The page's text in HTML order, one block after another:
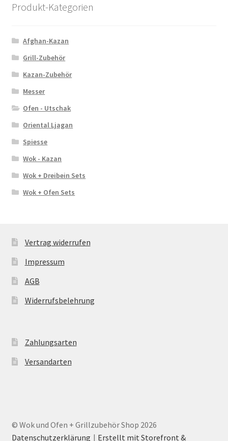
Produkt-Kategorien
Afghan-Kazan
Grill-Zubehör
Kazan-Zubehör
Messer
Ofen - Utschak
Oriental Ljagan
Spiesse
Wok - Kazan
Wok + Dreibein Sets
Wok + Ofen Sets
Vertrag widerrufen
Impressum
AGB
Widerrufsbelehrung
Zahlungsarten
Versandarten
© Wok und Ofen + Grillzubehör Shop 2026
Datenschutzerklärung
Erstellt mit Storefront &